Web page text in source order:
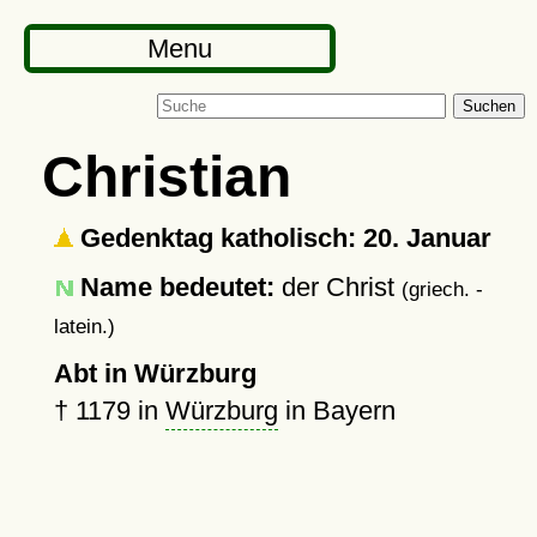
Menu
Suchen
Christian
Gedenktag katholisch: 20. Januar
Name bedeutet: der Christ (griech. -
latein.)
Abt in Würzburg
† 1179in Würzburg in Bayern